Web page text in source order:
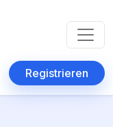
Registrieren